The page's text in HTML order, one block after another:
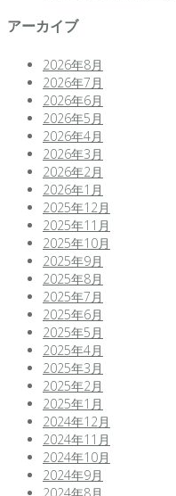
アーカイブ
2026年8月
2026年7月
2026年6月
2026年5月
2026年4月
2026年3月
2026年2月
2026年1月
2025年12月
2025年11月
2025年10月
2025年9月
2025年8月
2025年7月
2025年6月
2025年5月
2025年4月
2025年3月
2025年2月
2025年1月
2024年12月
2024年11月
2024年10月
2024年9月
2024年8月